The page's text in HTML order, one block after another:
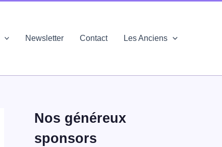
Newsletter Contact Les Anciens
Nos généreux
sponsors